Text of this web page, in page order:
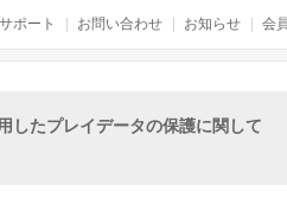
サポート お問い合わせ お知らせ 会
したプレイデータの保護に関して